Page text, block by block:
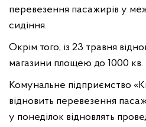
перевезення пасажирів у
сидіння.
Окрім того, із 23 травня
магазини площею до 1000 кв.
Комунальне підприємство
відновить перевезення
у понеділок відновлять